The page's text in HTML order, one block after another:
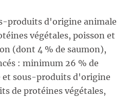
produits d'origine animale
végétales, poisson et
(dont 4 % de saumon),
: minimum 26 % de
et sous-produits d'origine
de protéines végétales,